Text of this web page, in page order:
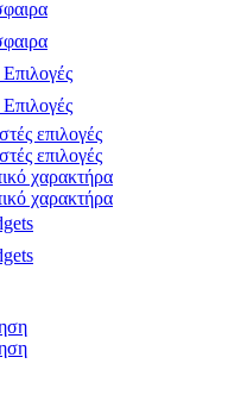
επιλογές
επιλογές
χαρακτήρα
χαρακτήρα